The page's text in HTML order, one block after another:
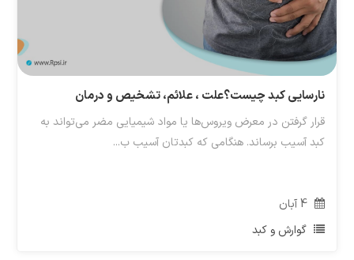
نارسایی کبد چیست؟علت ، علائم، تشخیص و درمان
قرار گرفتن در معرض ویروس‌ها یا مواد شیمیایی مضر می‌تواند به
کبد آسیب برساند. هنگامی که کبدتان آسیب ب...
آبان
گوارش و کبد